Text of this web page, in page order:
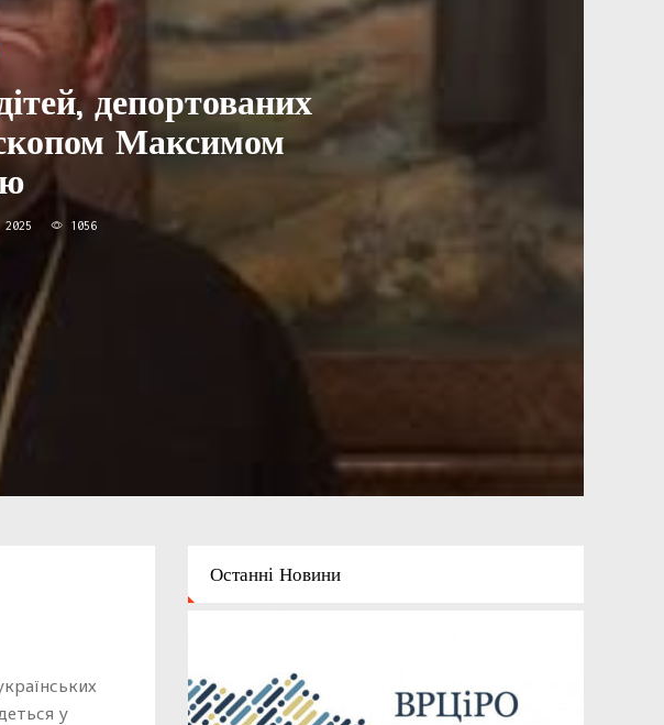
депортованих
Максимом
1056
у
ОстанніНовини